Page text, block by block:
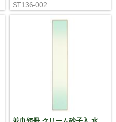
ST136-002